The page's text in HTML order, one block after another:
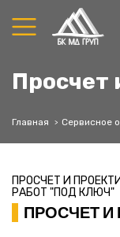
Просчет
Главная Сервисное
ПРОСЧЕТ И
РАБОТ "ПОД КЛЮЧ"
ПРОСЧЕТ И